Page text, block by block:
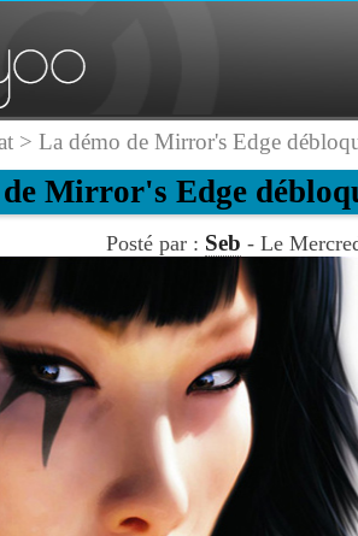
> La démo de Mirror's Edge
Mirror's Edge
Posté par : Seb - Le